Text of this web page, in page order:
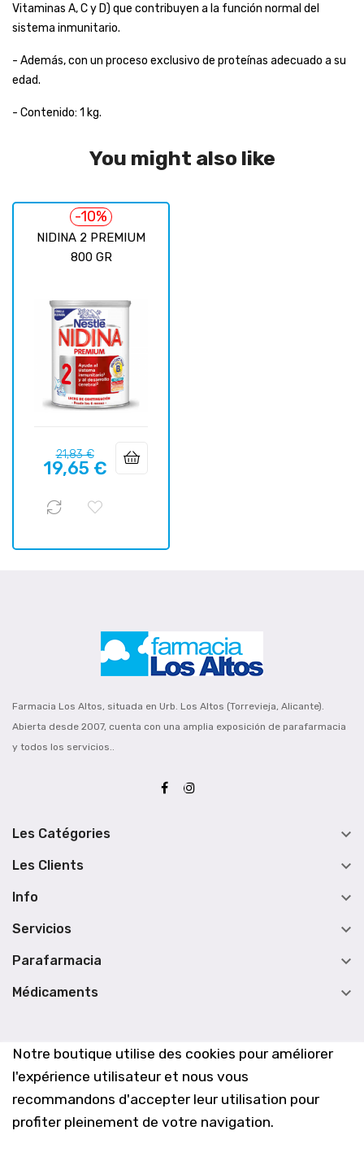
Notre boutique utilise des cookies pour améliorer
l'expérience utilisateur et nous vous
recommandons d'accepter leur utilisation pour
profiter pleinement de votre navigation.
Vitaminas A, C y D) que contribuyen a la función normal del
sistema inmunitario.
- Además, con un proceso exclusivo de proteínas adecuado a su
edad.
- Contenido: 1 kg.
You might also like
NIDINA 2 PREMIUM
800 GR
-10%
Prix
habituel
21,83 €Prix
19,65 €
Farmacia Los Altos, situada en Urb. Los Altos (Torrevieja, Alicante).
Abierta desde 2007, cuenta con una amplia exposición de parafarmacia
y todos los servicios..
Les Catégories 
Les Clients 
Info 
Servicios 
Parafarmacia 
Médicaments 